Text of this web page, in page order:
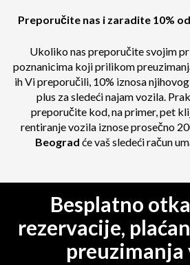
Preporučite nas i zaradite 10%
Ukoliko nas preporučite svojim
poznanicima koji prilikom
ih Vi preporučili, 10% iznosa
plus za sledeći najam vozila.
preporučite kod, na primer, pet
rentiranje vozila iznose prosečno
Beograd će vaš sledeći račun
Besplatno
rezervacije,
preuzimanja